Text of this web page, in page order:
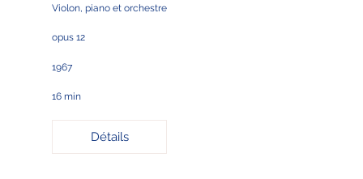
Violon, piano et orchestre
opus 12
1967
16 min
Détails